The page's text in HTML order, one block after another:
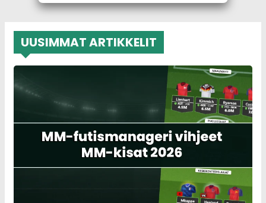
UUSIMMAT ARTIKKELIT